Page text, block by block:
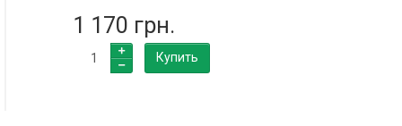
1 170 грн.
Купить